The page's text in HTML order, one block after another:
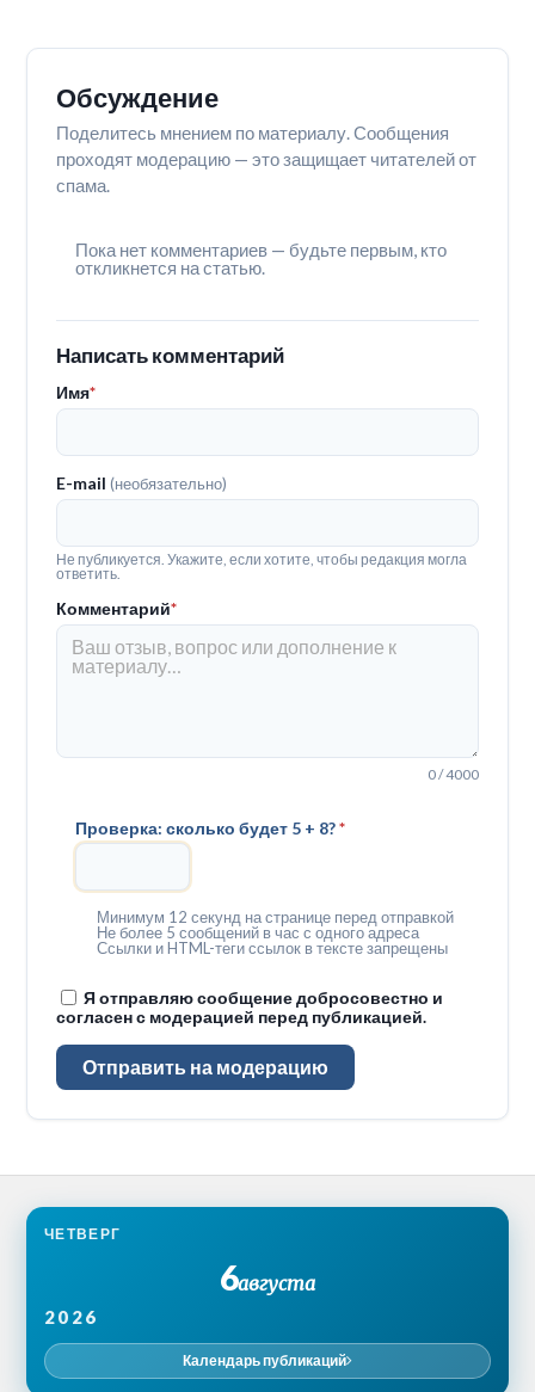
Обсуждение
Поделитесь мнением по материалу. Сообщения
проходят модерацию — это защищает читателей от
спама.
Пока нет комментариев — будьте первым, кто
откликнется на статью.
Написать комментарий
Имя*
E-mail(необязательно)
Не публикуется. Укажите, если хотите, чтобы редакция могла
ответить.
Комментарий*
0 / 4000
Проверка: сколько будет 5 + 8?*
Минимум 12 секунд на странице перед отправкой
Не более 5 сообщений в час с одного адреса
Ссылки и HTML-теги ссылок в тексте запрещены
Я отправляю сообщение добросовестно и
согласен с модерацией перед публикацией.
Отправить на модерацию
ЧЕТВЕРГ
6августа
2026
Календарь публикаций